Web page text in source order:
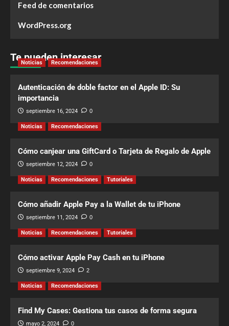
Feed de comentarios
WordPress.org
Te pueden interesar
Noticias Recomendaciones
Autenticación de doble factor en el Apple ID: Su
importancia
septiembre 16, 2024 0
Noticias Recomendaciones
Cómo canjear una GiftCard o Tarjeta de Regalo de Apple
septiembre 12, 2024 0
Noticias Recomendaciones Tutoriales
Cómo añadir Apple Pay a la Wallet de tu iPhone
septiembre 11, 2024 0
Noticias Recomendaciones Tutoriales
Cómo activar Apple Pay Cash en tu iPhone
septiembre 9, 2024 2
Noticias Recomendaciones
Find My Cases: Gestiona tus casos de forma segura
mayo 2, 2024 0